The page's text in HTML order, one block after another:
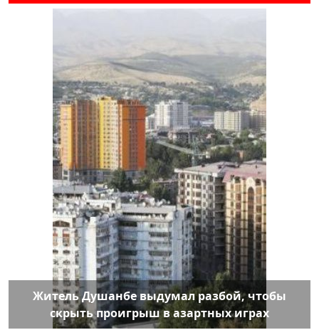
Житель Душанбе выдумал разбой, чтобы
скрыть проигрыш в азартных играх